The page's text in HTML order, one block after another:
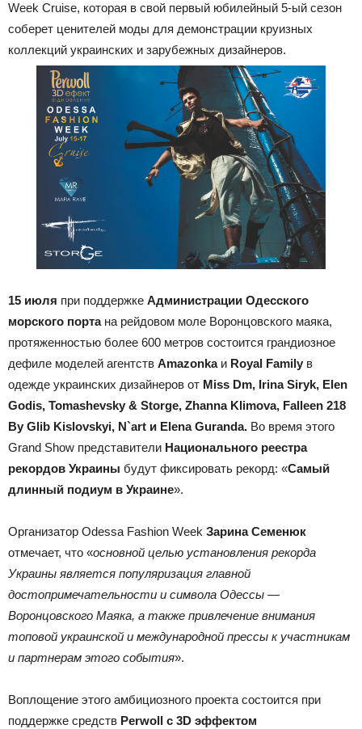
Week Cruise, которая в свой первый юбилейный 5-ый сезон
соберет ценителей моды для демонстрации круизных
коллекций украинских и зарубежных дизайнеров.
15 июля при поддержке Администрации Одесского
морского портана рейдовом моле Воронцовского маяка,
протяженностью более 600 метров состоится грандиозное
дефиле моделей агентств Amazonkaи Royal Family в
одежде украинских дизайнеров от Miss Dm, Irina Siryk, Elen
Godis, Tomashevsky & Storge, Zhanna Klimova, Falleen 218
By Glib Kislovskyi, N`art и Elena Guranda. Во время этого
Grand Show представители Национального реестра
рекордов Украины будут фиксировать рекорд: «Самый
длинный подиум в Украине».
Организатор Odessa Fashion Week Зарина Семенюк
отмечает, что «основной целью установления рекорда
Украины является популяризация главной
достопримечательности и символа Одессы —
Воронцовского Маяка, а также привлечение внимания
топовой украинской и международной прессы к участникам
и партнерам этого события».
Воплощение этого амбициозного проекта состоится при
поддержке средств Perwoll с 3D эффектом